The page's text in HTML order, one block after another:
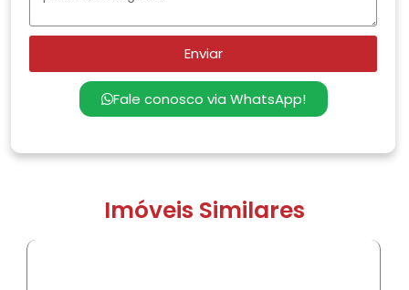
Enviar
Fale conosco via WhatsApp!
Imóveis Similares